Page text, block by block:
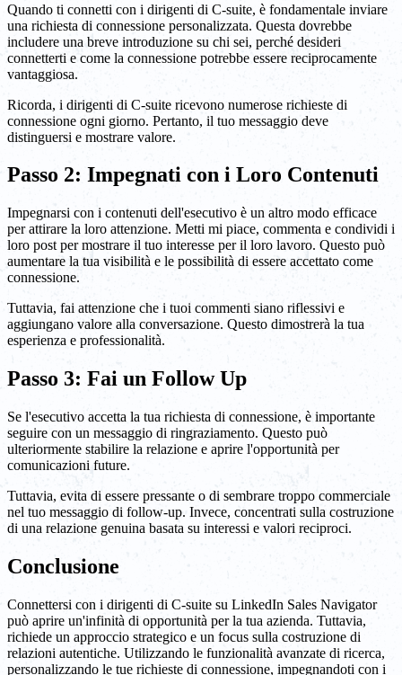
Quando ti connetti con i dirigenti di C-suite, è fondamentale inviare
una richiesta di connessione personalizzata. Questa dovrebbe
includere una breve introduzione su chi sei, perché desideri
connetterti e come la connessione potrebbe essere reciprocamente
vantaggiosa.
Ricorda, i dirigenti di C-suite ricevono numerose richieste di
connessione ogni giorno. Pertanto, il tuo messaggio deve
distinguersi e mostrare valore.
Passo 2: Impegnati con i Loro Contenuti
Impegnarsi con i contenuti dell'esecutivo è un altro modo efficace
per attirare la loro attenzione. Metti mi piace, commenta e condividi i
loro post per mostrare il tuo interesse per il loro lavoro. Questo può
aumentare la tua visibilità e le possibilità di essere accettato come
connessione.
Tuttavia, fai attenzione che i tuoi commenti siano riflessivi e
aggiungano valore alla conversazione. Questo dimostrerà la tua
esperienza e professionalità.
Passo 3: Fai un Follow Up
Se l'esecutivo accetta la tua richiesta di connessione, è importante
seguire con un messaggio di ringraziamento. Questo può
ulteriormente stabilire la relazione e aprire l'opportunità per
comunicazioni future.
Tuttavia, evita di essere pressante o di sembrare troppo commerciale
nel tuo messaggio di follow-up. Invece, concentrati sulla costruzione
di una relazione genuina basata su interessi e valori reciproci.
Conclusione
Connettersi con i dirigenti di C-suite su LinkedIn Sales Navigator
può aprire un'infinità di opportunità per la tua azienda. Tuttavia,
richiede un approccio strategico e un focus sulla costruzione di
relazioni autentiche. Utilizzando le funzionalità avanzate di ricerca,
personalizzando le tue richieste di connessione, impegnandoti con i